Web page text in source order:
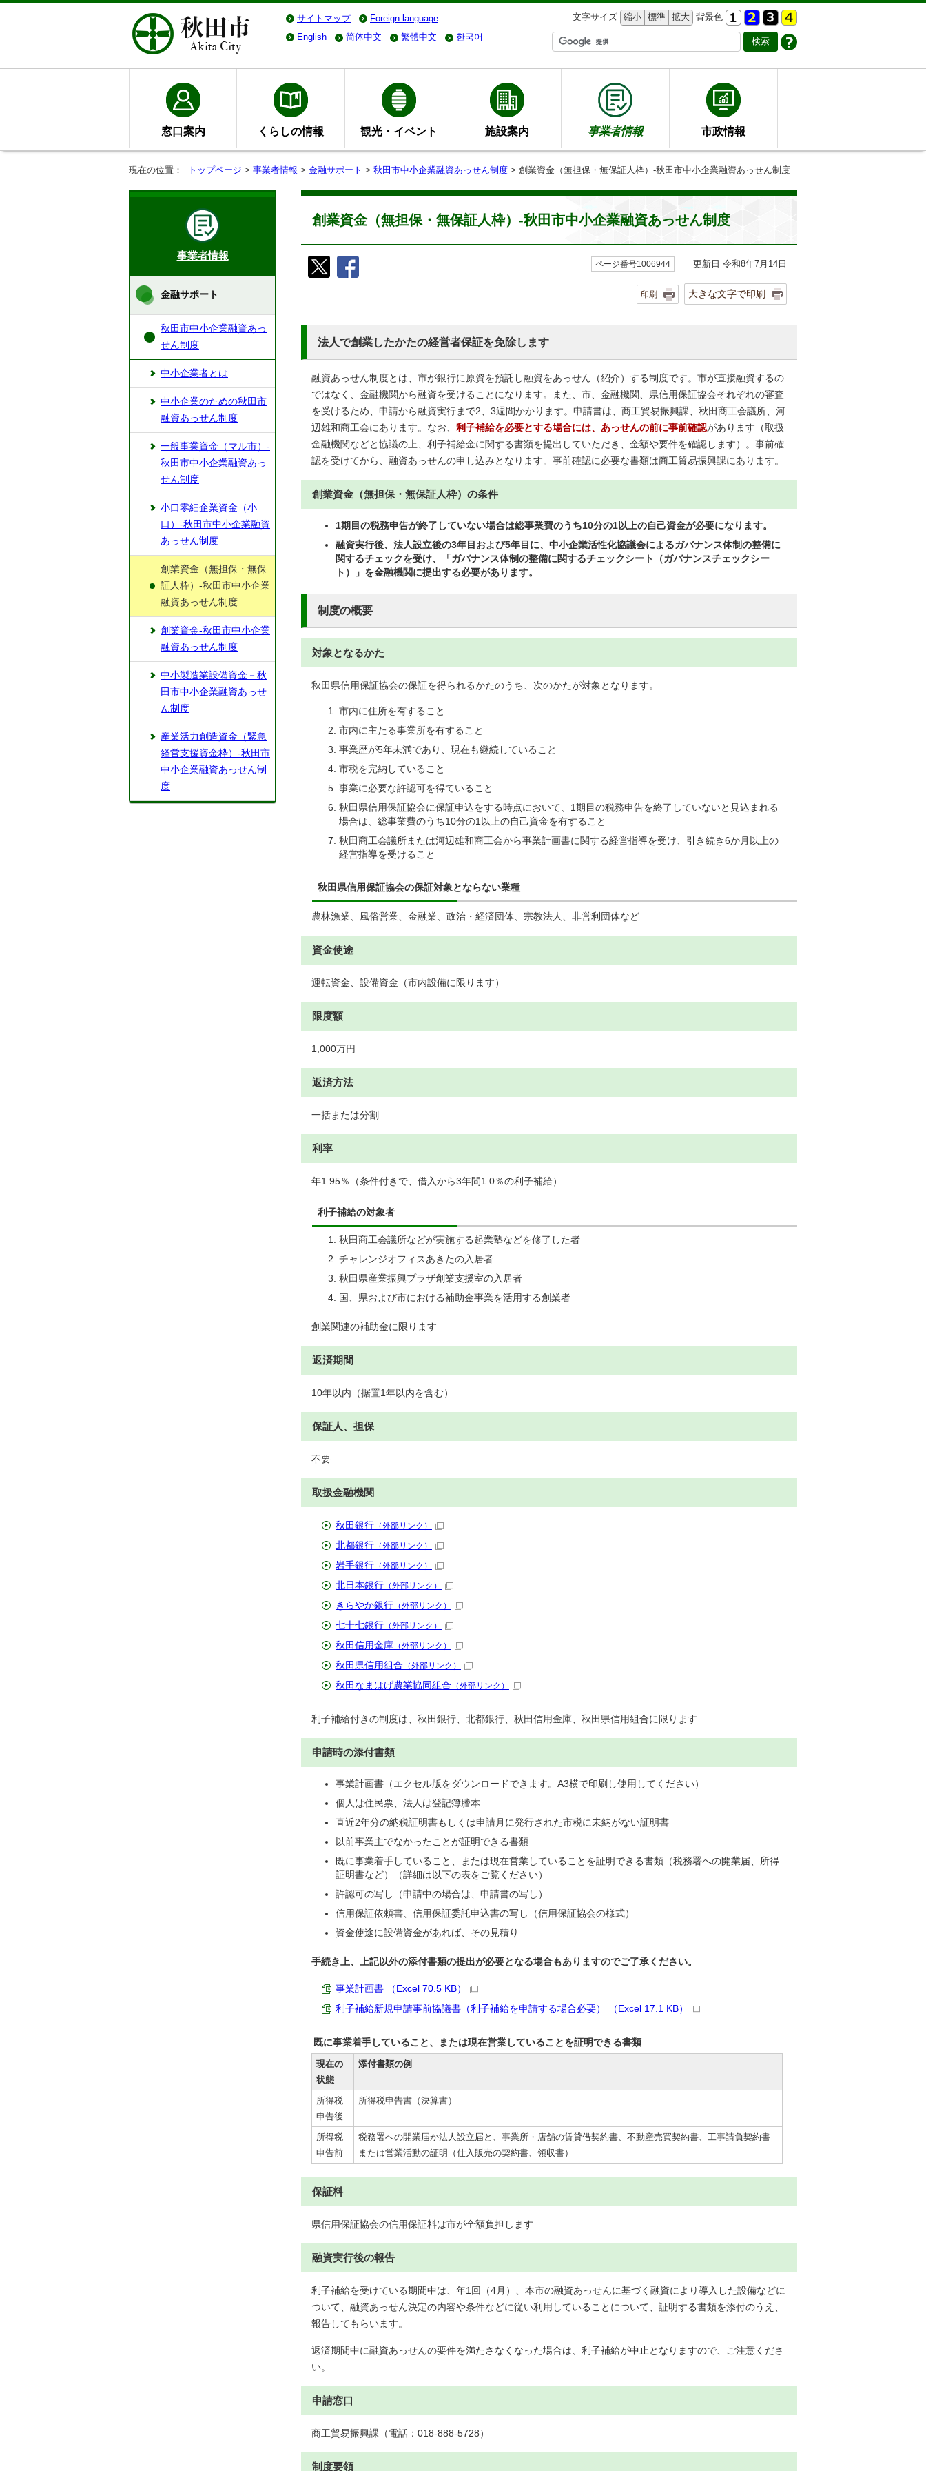
サイトマップ Foreign language 文字サイズ 縮小 標準 拡大 背景色
English
简体中文 繁體中文 한국어
窓口案内 くらしの情報 観光・イベント 施設案内 事業者情報 市政情報
現在の位置： トップページ > 事業者情報 > 金融サポート > 秋田市中小企業融資あっせん制度 > 創業資金（無担保・無保証人枠）-秋田市中小企業融資あっせん制度
創業資金（無担保・無保証人枠）-秋田市中小企業融資あっせん制度
ページ番号1006944 更新日 令和8年7月14日
印刷 大きな文字で印刷
法人で創業したかたの経営者保証を免除します
融資あっせん制度とは、市が銀行に原資を預託し融資をあっせん（紹介）する制度です。市が直接融資するの
ではなく、金融機関から融資を受けることになります。また、市、金融機関、県信用保証協会それぞれの審査
を受けるため、申請から融資実行まで2、3週間かかります。申請書は、商工貿易振興課、秋田商工会議所、河
辺雄和商工会にあります。なお、 利子補給を必要とする場合には、あっせんの前に事前確認があります（取扱
金融機関などと協議の上、利子補給金に関する書類を提出していただき、金額や要件を確認します）。事前確
認を受けてから、融資あっせんの申し込みとなります。事前確認に必要な書類は商工貿易振興課にあります。
創業資金（無担保・無保証人枠）の条件
1期目の税務申告が終了していない場合は総事業費のうち10分の1以上の自己資金が必要になります。
融資実行後、法人設立後の3年目および5年目に、中小企業活性化協議会によるガバナンス体制の整備に
関するチェックを受け、「ガバナンス体制の整備に関するチェックシート（ガバナンスチェックシー
ト）」を金融機関に提出する必要があります。
制度の概要
対象となるかた
秋田県信用保証協会の保証を得られるかたのうち、次のかたが対象となります。
市内に住所を有すること
市内に主たる事業所を有すること
事業歴が5年未満であり、現在も継続していること
市税を完納していること
事業に必要な許認可を得ていること
秋田県信用保証協会に保証申込をする時点において、1期目の税務申告を終了していないと見込まれる
場合は、総事業費のうち10分の1以上の自己資金を有すること
秋田商工会議所または河辺雄和商工会から事業計画書に関する経営指導を受け、引き続き6か月以上の
経営指導を受けること
秋田県信用保証協会の保証対象とならない業種
農林漁業、風俗営業、金融業、政治・経済団体、宗教法人、非営利団体など
資金使途
運転資金、設備資金（市内設備に限ります）
限度額
1,000万円
返済方法
一括または分割
利率
年1.95％（条件付きで、借入から3年間1.0％の利子補給）
利子補給の対象者
秋田商工会議所などが実施する起業塾などを修了した者
チャレンジオフィスあきたの入居者
秋田県産業振興プラザ創業支援室の入居者
国、県および市における補助金事業を活用する創業者
創業関連の補助金に限ります
返済期間
10年以内（据置1年以内を含む）
保証人、担保
不要
取扱金融機関
秋田銀行 （外部リンク）
北都銀行 （外部リンク）
岩手銀行 （外部リンク）
北日本銀行 （外部リンク）
きらやか銀行 （外部リンク）
七十七銀行 （外部リンク）
秋田信用金庫 （外部リンク）
秋田県信用組合 （外部リンク）
秋田なまはげ農業協同組合 （外部リンク）
利子補給付きの制度は、秋田銀行、北都銀行、秋田信用金庫、秋田県信用組合に限ります
申請時の添付書類
事業計画書（エクセル版をダウンロードできます。A3横で印刷し使用してください）
個人は住民票、法人は登記簿謄本
直近2年分の納税証明書もしくは申請月に発行された市税に未納がない証明書
以前事業主でなかったことが証明できる書類
既に事業着手していること、または現在営業していることを証明できる書類（税務署への開業届、所得
証明書など）（詳細は以下の表をご覧ください）
許認可の写し（申請中の場合は、申請書の写し）
信用保証依頼書、信用保証委託申込書の写し（信用保証協会の様式）
資金使途に設備資金があれば、その見積り
手続き上、上記以外の添付書類の提出が必要となる場合もありますのでご了承ください。
事業計画書 （Excel 70.5 KB）
利子補給新規申請事前協議書（利子補給を申請する場合必要） （Excel 17.1 KB）
既に事業着手していること、または現在営業していることを証明できる書類
現在の
状態
添付書類の例
所得税
申告後
所得税申告書（決算書）
所得税
申告前
税務署への開業届か法人設立届と、事業所・店舗の賃貸借契約書、不動産売買契約書、工事請負契約書
または営業活動の証明（仕入販売の契約書、領収書）
保証料
県信用保証協会の信用保証料は市が全額負担します
融資実行後の報告
利子補給を受けている期間中は、年1回（4月）、本市の融資あっせんに基づく融資により導入した設備などに
ついて、融資あっせん決定の内容や条件などに従い利用していることについて、証明する書類を添付のうえ、
報告してもらいます。
返済期間中に融資あっせんの要件を満たさなくなった場合は、利子補給が中止となりますので、ご注意くださ
い。
申請窓口
商工貿易振興課（電話：018-888-5728）
制度要領
事業者情報
金融サポート
秋田市中小企業融資あっ
せん制度
中小企業者とは
中小企業のための秋田市
融資あっせん制度
一般事業資金（マル市）-
秋田市中小企業融資あっ
せん制度
小口零細企業資金（小
口）-秋田市中小企業融資
あっせん制度
創業資金（無担保・無保
証人枠）-秋田市中小企業
融資あっせん制度
創業資金-秋田市中小企業
融資あっせん制度
中小製造業設備資金－秋
田市中小企業融資あっせ
ん制度
産業活力創造資金（緊急
経営支援資金枠）-秋田市
中小企業融資あっせん制
度